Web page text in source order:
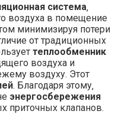
система
воздуха в помещение
минимизируя потери
от традиционных
теплообменник
воздуха и
воздуху. Этот
. Благодаря этому‚
энергосбережения
приточных клапанов.